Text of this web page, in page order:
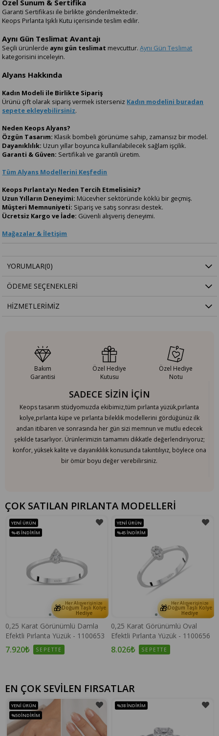
Özel Sunum & Sertifika
Garanti Sertifikası ile birlikte gönderilmektedir.
Keops Pırlanta Işıklı Kutu içerisinde teslim edilir.
Aynı Gün Teslimat Avantajı
Seçili ürünlerde aynı gün teslimat mevcuttur.Aynı Gün Teslimat
kategorisini inceleyin.
Alyans Hakkında
Kadın Modeli ile Birlikte Sipariş
Ürünü çift olarak sipariş vermek isterseniz Kadın modelini buradan
sepete ekleyebilirsiniz.
Neden Keops Alyans?
Özgün Tasarım: Klasik bombeli görünüme sahip, zamansız bir model.
Dayanıklılık: Uzun yıllar boyunca kullanılabilecek sağlam işçilik.
Garanti & Güven: Sertifikalı ve garantili üretim.
Tüm Alyans Modellerini Keşfedin
Keops Pırlanta'yı Neden Tercih Etmelisiniz?
Uzun Yılların Deneyimi: Mücevher sektöründe köklü bir geçmiş.
Müşteri Memnuniyeti: Sipariş ve satış sonrası destek.
Ücretsiz Kargo ve İade: Güvenli alışveriş deneyimi.
Mağazalar & İletişim
YORUMLAR(0)
ÖDEME SEÇENEKLERI
HIZMETLERIMIZ
SADECE SİZİN İÇİN
Keops tasarım stüdyomuzda ekibimiz,tüm pırlanta yüzük,pırlanta
kolye,pırlanta küpe ve pırlanta bileklik modellerini gördüğünüz ilk
andan itibaren ve sonrasında her gün sizi memnun ve mutlu edecek
şekilde tasarlıyor. Ürünlerimizin tamamını dikkatle değerlendiriyoruz;
konfor, yüksek kalite ve dayanıklılık konusunda takıntılıyız, böylece ona
bir ömür boyu değer verebilirsiniz.
Bakım
Garantisi
Özel Hediye
Kutusu
Özel Hediye
Notu
ÇOK SATILAN PIRLANTA MODELLERİ
🎁 Her Alışverişinize
Doğum Taşlı Kolye
Hediye
0,25 Karat Görünümlü Damla
Efektli Pırlanta Yüzük - 1100653
7.920₺ SEPETTE
YENI ÜRÜN
%45 İNDIRIM
🎁 Her Alışverişinize
Doğum Taşlı Kolye
Hediye
0,25 Karat Görünümlü Oval
Efektli Pırlanta Yüzük - 1100656
8.026₺ SEPETTE
YENI ÜRÜN
%45 İNDIRIM
EN ÇOK SEVİLEN FIRSATLAR
YENI ÜRÜN
%50 İNDIRIM
%38 İNDIRIM